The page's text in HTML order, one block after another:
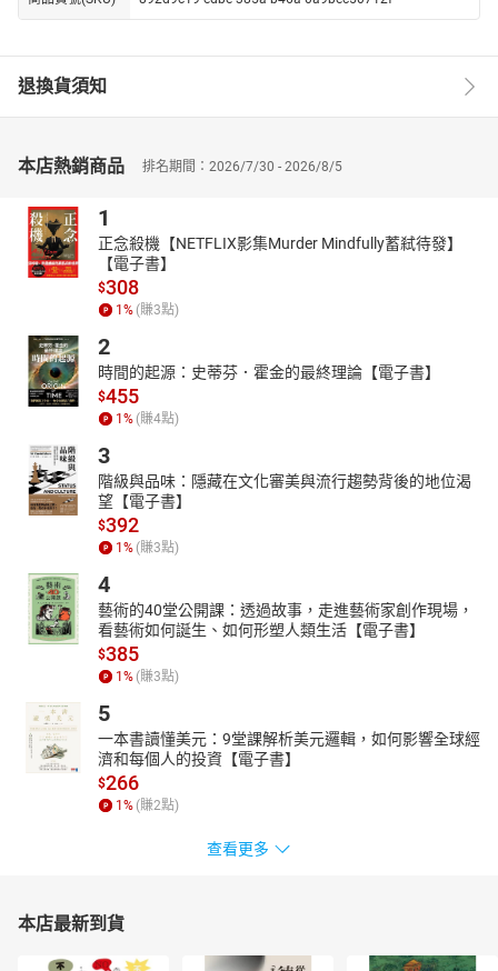
退換貨須知
本店熱銷商品 排名期間：2026/7/30 - 2026/8/5
1
正念殺機【NETFLIX影集Murder Mindfully蓄弒待發】
【電子書】
$308
1% (賺3點)
2
時間的起源：史蒂芬．霍金的最終理論【電子書】
$455
1% (賺4點)
3
階級與品味：隱藏在文化審美與流行趨勢背後的地位渴
望【電子書】
$392
1% (賺3點)
4
藝術的40堂公開課：透過故事，走進藝術家創作現場，
看藝術如何誕生、如何形塑人類生活【電子書】
$385
1% (賺3點)
5
一本書讀懂美元：9堂課解析美元邏輯，如何影響全球經
濟和每個人的投資【電子書】
$266
1% (賺2點)
查看更多
本店最新到貨